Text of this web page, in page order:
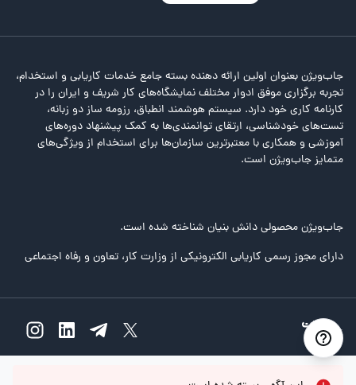
جاب‌ویژن بعنوان اولین ارائه دهنده بسته جامع خدمات کاریابی و استخدام،
تجربه برگزاری موفق ادوار مختلف نمایشگاه‌های کار شریف و ایران را در
کارنامه کاری خود دارد. سیستم هوشمند انطباق، رزومه ساز دو زبانه،
تست‌های خودشناسی، ارتقای توانمندی‌ها به کمک پیشنهاد دوره‌های
آموزشی و همکاری با معتبرترین سازمان‌ها برای استخدام از ویژگی‌های
متمایز جاب‌ویژن است.
جاب‌ویژن محصولی دانش بنیان شناخته شده است.
دارای مجوز رسمی کاریابی الکترونیکی از وزارت کار، تعاون و رفاه اجتماعی